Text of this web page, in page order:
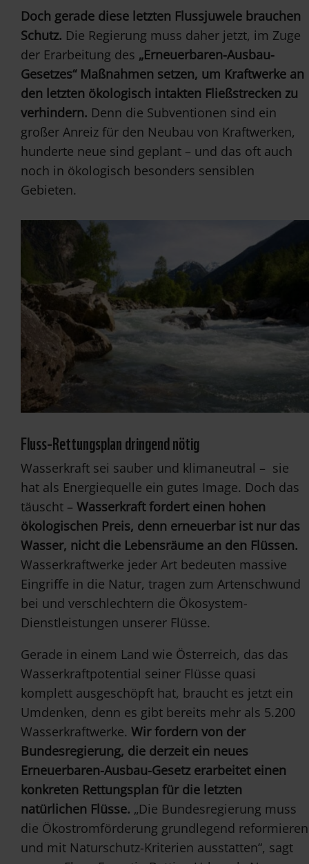
Doch gerade diese letzten Flussjuwele brauchen
Schutz. Die Regierung muss daher jetzt, im Zuge
der Erarbeitung des „Erneuerbaren-Ausbau-
Gesetzes“ Maßnahmen setzen, um Kraftwerke an
den letzten ökologisch intakten Fließstrecken zu
verhindern. Denn die Subventionen sind ein
großer Anreiz für den Neubau von Kraftwerken,
hunderte neue sind geplant – und das oft auch
noch in ökologisch besonders sensiblen
Gebieten.
Fluss-Rettungsplan dringend nötig
Wasserkraft sei sauber und klimaneutral – sie
hat als Energiequelle ein gutes Image. Doch das
täuscht – Wasserkraft fordert einen hohen
ökologischen Preis, denn erneuerbar ist nur das
Wasser, nicht die Lebensräume an den Flüssen.
Wasserkraftwerke jeder Art bedeuten massive
Eingriffe in die Natur, tragen zum Artenschwund
bei und verschlechtern die Ökosystem-
Dienstleistungen unserer Flüsse.
Gerade in einem Land wie Österreich, das das
Wasserkraftpotential seiner Flüsse quasi
komplett ausgeschöpft hat, braucht es jetzt ein
Umdenken, denn es gibt bereits mehr als 5.200
Wasserkraftwerke. Wir fordern von der
Bundesregierung, die derzeit ein neues
Erneuerbaren-Ausbau-Gesetz erarbeitet einen
konkreten Rettungsplan für die letzten
natürlichen Flüsse. „Die Bundesregierung muss
die Ökostromförderung grundlegend reformieren
und mit Naturschutz-Kriterien ausstatten“, sagt